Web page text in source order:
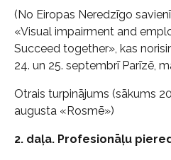
(No Eiropas Neredzīgo
«Visual impairment and
Succeed together», kas
24. un 25. septembrī Parīzē,
Otrais turpinājums (sākums
augusta «Rosmē»)
2. daļa. Profesionāļu